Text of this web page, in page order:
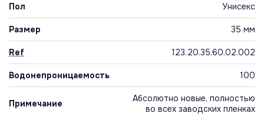
Пол Унисекс
Размер 35 мм
Ref 123.20.35.60.02.002
Водонепроницаемость 100
Примечание
Абсолютно новые, полностью
во всех заводских пленках